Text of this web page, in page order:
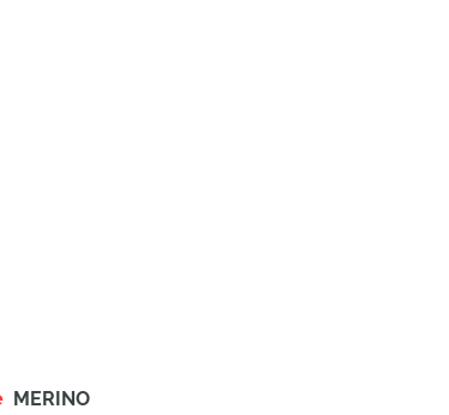
MERINO